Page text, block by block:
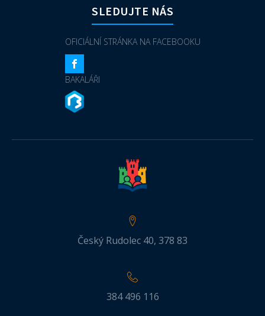
SLEDUJTE NÁS
OFICIÁLNÍ STRÁNKA NA FACEBOOKU
BAKALÁŘI
Český Rudolec 40, 378 83
384 496 116